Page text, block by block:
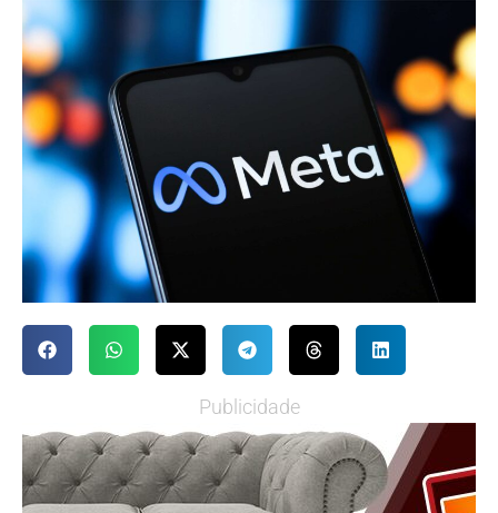
Publicidade